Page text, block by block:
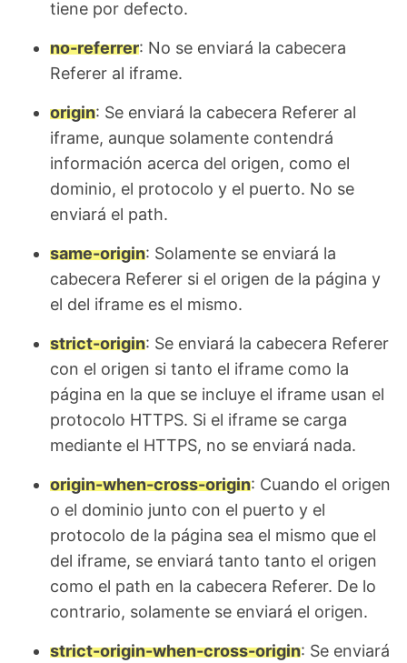
tiene por defecto.
no-referrer: No se enviará la cabecera
Referer al iframe.
origin: Se enviará la cabecera Referer al
iframe, aunque solamente contendrá
información acerca del origen, como el
dominio, el protocolo y el puerto. No se
enviará el path.
same-origin: Solamente se enviará la
cabecera Referer si el origen de la página y
el del iframe es el mismo.
strict-origin: Se enviará la cabecera Referer
con el origen si tanto el iframe como la
página en la que se incluye el iframe usan el
protocolo HTTPS. Si el iframe se carga
mediante el HTTPS, no se enviará nada.
origin-when-cross-origin: Cuando el origen
o el dominio junto con el puerto y el
protocolo de la página sea el mismo que el
del iframe, se enviará tanto tanto el origen
como el path en la cabecera Referer. De lo
contrario, solamente se enviará el origen.
strict-origin-when-cross-origin: Se enviará